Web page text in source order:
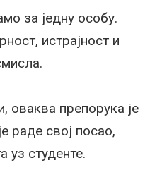
за једну особу.
истрајност и
оваква препорука је
раде свој посао,
уз студенте.